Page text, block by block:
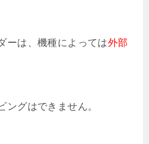
ーは、機種によっては外部
ングはできません。